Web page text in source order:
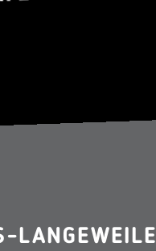
LANGEWEILE